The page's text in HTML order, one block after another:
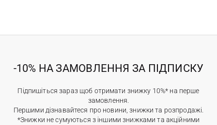
-10% НА ЗАМОВЛЕННЯ ЗА ПІДПИСКУ
Підпишіться зараз щоб отримати знижку 10%* на перше
замовлення.
Першими дізнавайтеся про новини, знижки та розпродажі.
*Знижки не сумуються з іншими знижками та акційними